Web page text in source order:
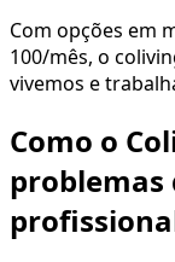
Com opções em
100/mês, o
vivemos e
Como o
problemas